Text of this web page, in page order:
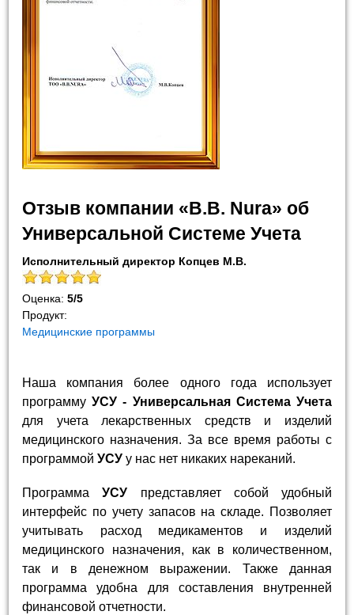
Отзыв компании «B.B. Nura» об
Универсальной Системе Учета
Исполнительный директор Копцев М.В.
Оценка:5/5
Продукт:
Медицинские программы
Наша компания более одного года использует
программуУСУ - Универсальная Система Учета
для учета лекарственных средств и изделий
медицинского назначения. За все время работы с
программойУСУ у нас нет никаких нареканий.
ПрограммаУСУ представляет собой удобный
интерфейс по учету запасов на складе. Позволяет
учитывать расход медикаментов и изделий
медицинского назначения, как в количественном,
так и в денежном выражении. Также данная
программа удобна для составления внутренней
финансовой отчетности.